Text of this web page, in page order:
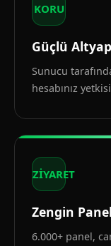
KORU
Güçlü
Sunucu
hesabınız
ZİYARET
Zengin Panel
6.000+ panel,